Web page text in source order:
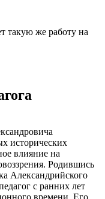
такую же работу на
исторических
влияние на
Родившись
Александрийского
с ранних лет
времени. Его